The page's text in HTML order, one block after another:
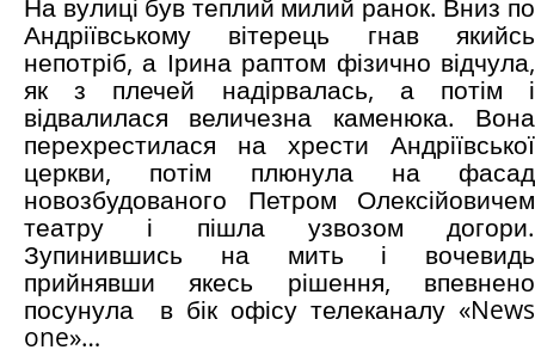
На вулиці був теплий милий ранок. Вниз по
Андріївському вітерець гнав якийсь
непотріб, а Ірина раптом фізично відчула,
як з плечей надірвалась, а потім і
відвалилася величезна каменюка. Вона
перехрестилася на хрести Андріївської
церкви, потім плюнула на фасад
новозбудованого Петром Олексійовичем
театру і пішла узвозом догори.
Зупинившись на мить і вочевидь
прийнявши якесь рішення, впевнено
посунула в бік офісу телеканалу «News
one»…